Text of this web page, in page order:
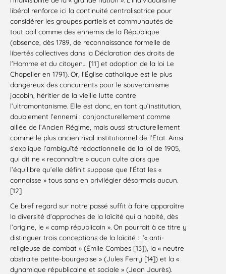
libéral renforce ici la continuité centralisatrice pour
considérer les groupes partiels et communautés de
tout poil comme des ennemis de la République
(absence, dès 1789, de reconnaissance formelle de
libertés collectives dans la Déclaration des droits de
l’Homme et du citoyen… [11] et adoption de la loi Le
Chapelier en 1791). Or, l’Église catholique est le plus
dangereux des concurrents pour le souverainisme
jacobin, héritier de la vieille lutte contre
l’ultramontanisme. Elle est donc, en tant qu’institution,
doublement l’ennemi : conjoncturellement comme
alliée de l’Ancien Régime, mais aussi structurellement
comme le plus ancien rival institutionnel de l’État. Ainsi
s’explique l’ambiguïté rédactionnelle de la loi de 1905,
qui dit ne « reconnaître » aucun culte alors que
l’équilibre qu’elle définit suppose que l’État les «
connaisse » tous sans en privilégier désormais aucun.
[12]
Ce bref regard sur notre passé suffit à faire apparaître
la diversité d’approches de la laïcité qui a habité, dès
l’origine, le « camp républicain ». On pourrait à ce titre y
distinguer trois conceptions de la laïcité : l’« anti-
religieuse de combat » (Émile Combes [13]), la « neutre
abstraite petite-bourgeoise » (Jules Ferry [14]) et la «
dynamique républicaine et sociale » (Jean Jaurès).